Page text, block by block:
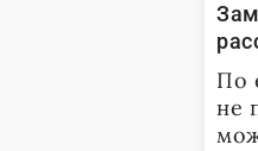
По
не